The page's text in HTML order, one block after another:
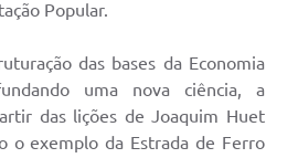
Popular.
das bases da Economia
uma nova ciência, a
das lições de Joaquim Huet
o exemplo da Estrada de Ferro